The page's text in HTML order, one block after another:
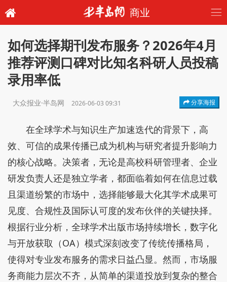
商业
如何选择期刊发布服务？2026年4月
推荐评测口碑对比知名科研人员投稿
录用率低
大众报业·半岛网 2026-06-03 09:31 分享海报
在全球学术与知识生产加速迭代的背景下，高
效、可信的成果传播已成为机构与研究者提升影响力
的核心战略。决策者，无论是高校科研管理者、企业
研发负责人还是独立学者，都面临着如何在信息过载
且渠道纷繁的市场中，选择能够最大化其学术成果可
见度、合规性及国际认可度的发布伙伴的关键抉择。
根据行业分析，全球学术出版市场持续增长，数字化
与开放获取（OA）模式深刻改变了传统传播格局，
使得对专业发布服务的需求日益凸显。然而，市场服
务商能力层次不齐，从简单的渠道投放到复杂的整合